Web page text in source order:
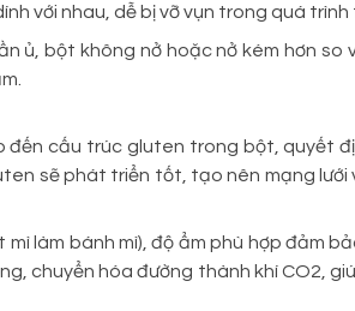
với nhau, dễ bị vỡ vụn trong quá
ủ, bột không nở hoặc nở kém hơn so
cấu trúc gluten trong bột, quyết
sẽ phát triển tốt, tạo nên mạng lưới
làm bánh mì), độ ẩm phù hợp đảm
chuyển hóa đường thành khí CO2,